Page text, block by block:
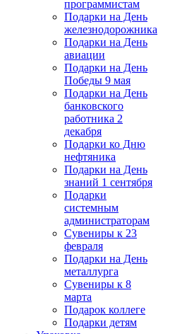
программистам
Подарки на День
железнодорожника
Подарки на День
авиации
Подарки на День
Победы 9 мая
Подарки на День
банковского
работника 2
декабря
Подарки ко Дню
нефтяника
Подарки на День
знаний 1 сентября
Подарки
системным
администраторам
Сувениры к 23
февраля
Подарки на День
металлурга
Сувениры к 8
марта
Подарок коллеге
Подарки детям